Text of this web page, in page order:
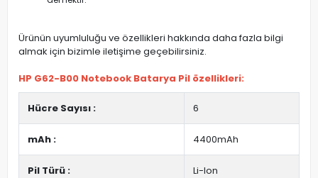
Ürünün uyumluluğu ve özellikleri hakkında daha fazla bilgi
almak için bizimle iletişime geçebilirsiniz.
HP G62-B00 Notebook Batarya Pil özellikleri:
Hücre Sayısı : 6
mAh : 4400mAh
Pil Türü : Li-Ion